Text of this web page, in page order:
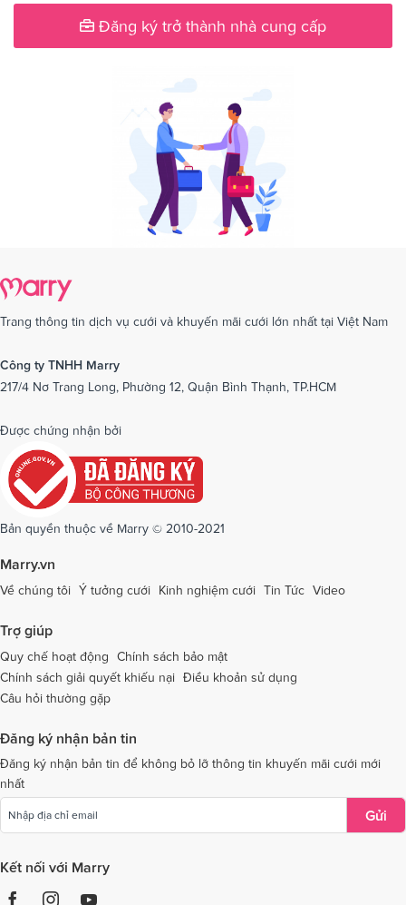
Đăng ký trở thành nhà cung cấp
Trang thông tin dịch vụ cưới và khuyến mãi cưới lớn nhất tại Việt Nam
Công ty TNHH Marry
217/4 Nơ Trang Long, Phường 12, Quận Bình Thạnh, TP.HCM
Được chứng nhận bởi
Bản quyền thuộc về Marry © 2010-2021
Marry.vn
Về chúng tôi Ý tưởng cưới Kinh nghiệm cưới Tin Tức Video
Trợ giúp
Quy chế hoạt động
Chính sách bảo mật
Chính sách giải quyết khiếu nại Điều khoản sử dụng
Câu hỏi thường gặp
Đăng ký nhận bản tin
Đăng ký nhận bản tin để không bỏ lỡ thông tin khuyến mãi cưới mới
nhất
Gửi
Kết nối với Marry